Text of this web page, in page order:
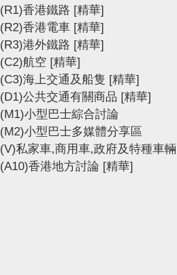
(R1)香港鐵路 [精華]
(R2)香港電車 [精華]
(R3)港外鐵路 [精華]
(C2)航空 [精華]
(C3)海上交通及船隻 [精華]
(D1)公共交通有關商品 [精華]
(M1)小型巴士綜合討論
(M2)小型巴士多媒體分享區
(V)私家車,商用車,政府及特種車輛
(A10)香港地方討論 [精華]